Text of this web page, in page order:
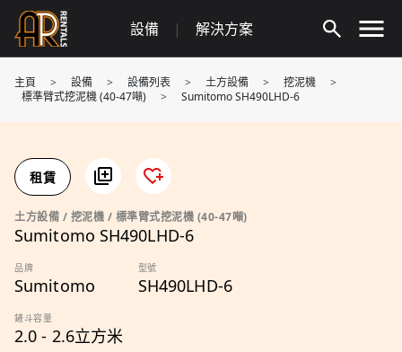
Skip
content
設備 | 解決方案
主頁 > 設備 > 設備列表 > 土方設備 > 挖泥機
>
標準臂式挖泥機 (40-47噸)
> Sumitomo SH490LHD-6
租賃
土方設備 / 挖泥機 / 標準臂式挖泥機 (40-47噸)
Sumitomo SH490LHD-6
品牌
Sumitomo
型號
SH490LHD-6
鏟斗容量
2.0 - 2.6立方米